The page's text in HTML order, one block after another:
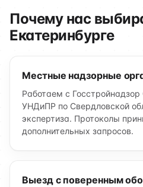
Почему нас
Екатеринбурге
Местные надзорные
Работаем с
УНДиПР по Свердловской
экспертиза. Протоколы
дополнительных запросов.
Выезд с поверенным